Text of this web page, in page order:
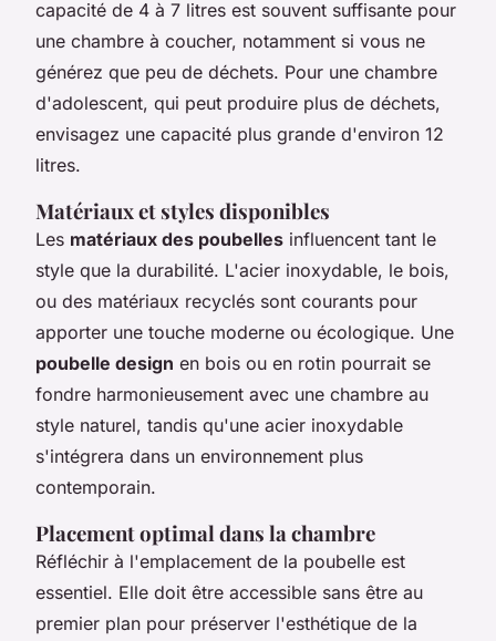
capacité de 4 à 7 litres est souvent suffisante pour
une chambre à coucher, notamment si vous ne
générez que peu de déchets. Pour une chambre
d'adolescent, qui peut produire plus de déchets,
envisagez une capacité plus grande d'environ 12
litres.
Matériaux et styles disponibles
Les matériaux des poubelles influencent tant le
style que la durabilité. L'acier inoxydable, le bois,
ou des matériaux recyclés sont courants pour
apporter une touche moderne ou écologique. Une
poubelle design en bois ou en rotin pourrait se
fondre harmonieusement avec une chambre au
style naturel, tandis qu'une acier inoxydable
s'intégrera dans un environnement plus
contemporain.
Placement optimal dans la chambre
Réfléchir à l'emplacement de la poubelle est
essentiel. Elle doit être accessible sans être au
premier plan pour préserver l'esthétique de la